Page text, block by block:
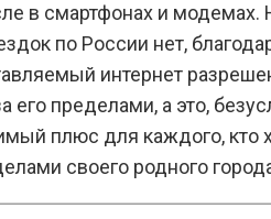
в смартфонах и модемах.
по России нет,
интернет
его пределами, а это,
плюс для каждого, кто
своего родного